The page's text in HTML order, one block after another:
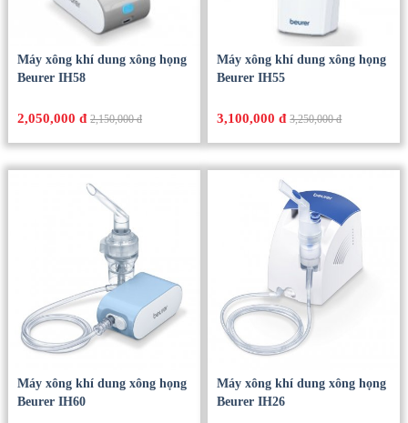
Máy xông khí dung xông họng
Beurer IH58
2,050,000 đ 2,150,000 đ
Máy xông khí dung xông họng
Beurer IH55
3,100,000 đ 3,250,000 đ
Máy xông khí dung xông họng
Beurer IH60
Máy xông khí dung xông họng
Beurer IH26